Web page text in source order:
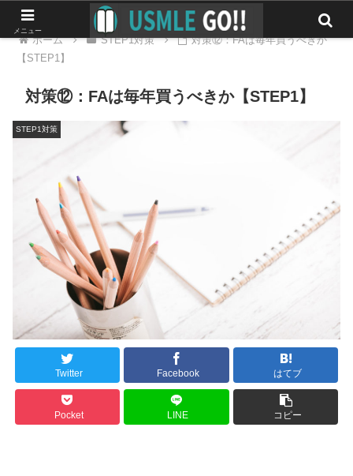
ホーム STEP1対策
対策⑫：FAは毎年買うべきか
【STEP1】
対策⑫：FAは毎年買うべきか【STEP1】
STEP1対策
Twitter Facebook はてブ
Pocket LINE コピー
メニュー